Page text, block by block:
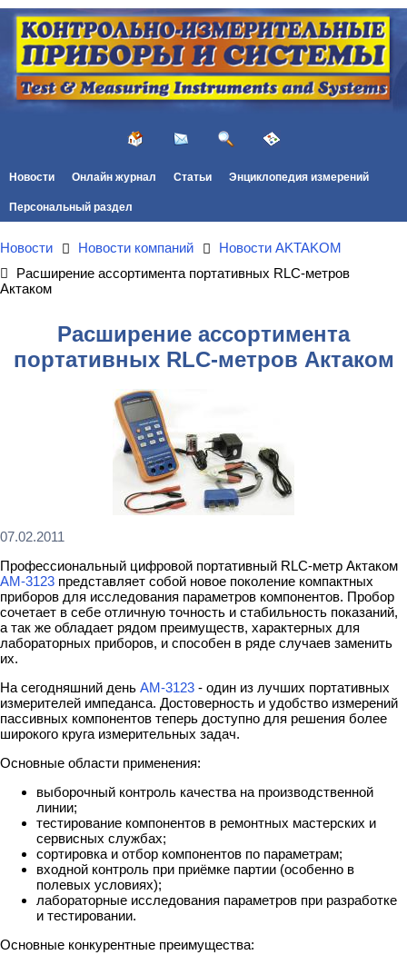
Новости Онлайн журнал Статьи Энциклопедия измерений
Персональный раздел
Новости Новости компаний
Новости AKTAKOM
Расширение ассортимента портативных RLC-метров
Актаком
Расширение ассортимента
портативных RLC-метров Актаком
07.02.2011
Профессиональный цифровой портативный RLC-метр Актаком
АМ-3123 представляет собой новое поколение компактных
приборов для исследования параметров компонентов. Пробор
сочетает в себе отличную точность и стабильность показаний,
а так же обладает рядом преимуществ, характерных для
лабораторных приборов, и способен в ряде случаев заменить
их.
На сегодняшний день АМ-3123 - один из лучших портативных
измерителей импеданса. Достоверность и удобство измерений
пассивных компонентов теперь доступно для решения более
широкого круга измерительных задач.
Основные области применения:
выборочный контроль качества на производственной
линии;
тестирование компонентов в ремонтных мастерских и
сервисных службах;
сортировка и отбор компонентов по параметрам;
входной контроль при приёмке партии (особенно в
полевых условиях);
лабораторные исследования параметров при разработке
и тестировании.
Основные конкурентные преимущества: